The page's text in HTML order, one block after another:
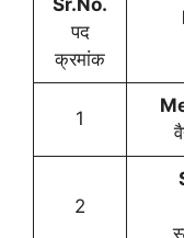
Sr.No.
पद
क्रमांक
1
2